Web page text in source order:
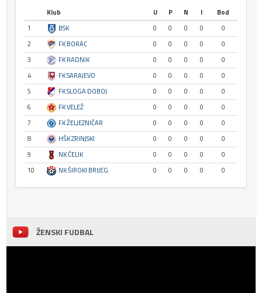
Klub U P N I
Bod
1
BSK 0 0 0 0
0
2
FK BORAC 0 0 0 0
0
3
FK RADNIK 0 0 0 0
0
4
FK SARAJEVO 0 0 0 0
0
5
FK SLOGA DOBOJ 0 0 0 0
0
6
FK VELEŽ 0 0 0 0
0
7
FK ŽELJEZNIČAR 0 0 0 0
0
8
HŠK ZRINJSKI 0 0 0 0
0
9
NK ČELIK 0 0 0 0
0
10
NK ŠIROKI BRIJEG 0 0 0 0 0
ŽENSKI FUDBAL